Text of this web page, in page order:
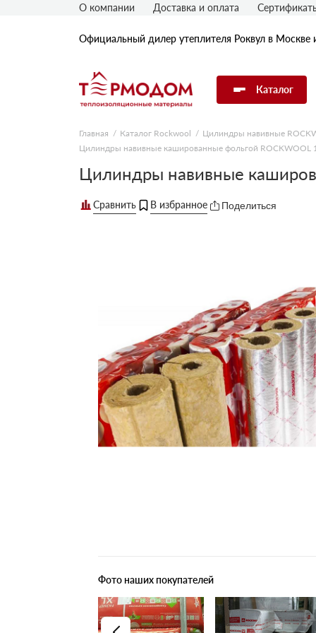
Официальный дилер утеплителя Роквул в Москве
Каталог
Утеплитель Rockwool
Утеплитель Isover
Плитные материалы
О компании Доставка и оплата
Главная Каталог Rockwool Цилиндры навивные
Цилиндры навивные кашированные фольгой ROCKWOOL
Цилиндры навивные
Поделиться
Фото наших покупателей